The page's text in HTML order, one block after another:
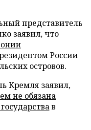
представитель
заявил, что
России
островов.
Кремля заявил,
не обязана
в